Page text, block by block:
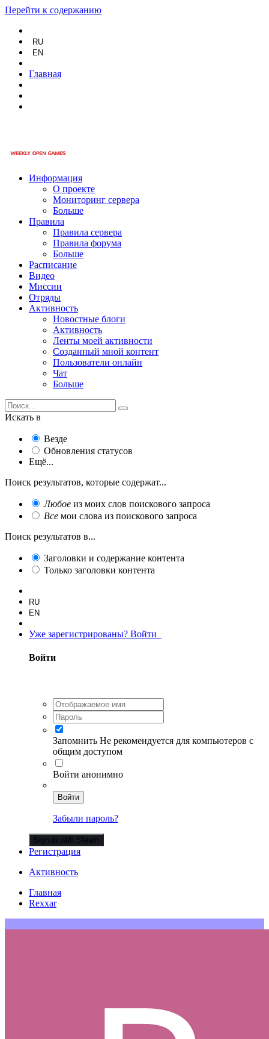
Перейти к содержанию
RU
EN
Главная
Информация
О проекте
Мониторинг сервера
Больше
Правила
Правила сервера
Правила форума
Больше
Расписание
Видео
Миссии
Отряды
Активность
Новостные блоги
Активность
Ленты моей активности
Созданный мной контент
Пользователи онлайн
Чат
Больше
Искать в
Везде
Обновления статусов
Ещё...
Поиск результатов, которые содержат...
Любое из моих слов поискового запроса
Все мои слова из поискового запроса
Поиск результатов в...
Заголовки и содержание контента
Только заголовки контента
RU
EN
Уже зарегистрированы? Войти
Войти
Запомнить Не рекомендуется для компьютеров с
общим доступом
Войти анонимно
Войти
Забыли пароль?
Sign in with Steam
Регистрация
Активность
Главная
Rexxar